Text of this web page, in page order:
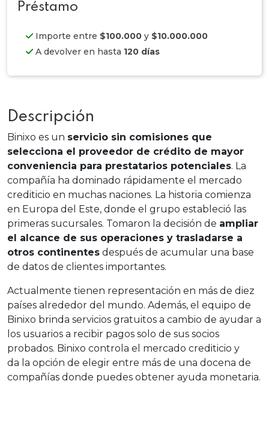
Préstamo
Importe entre $100.000 y $10.000.000
A devolver en hasta 120 días
Descripción
Binixo es un servicio sin comisiones que
selecciona el proveedor de crédito de mayor
conveniencia para prestatarios potenciales. La
compañía ha dominado rápidamente el mercado
crediticio en muchas naciones. La historia comienza
en Europa del Este, donde el grupo estableció las
primeras sucursales. Tomaron la decisión de ampliar
el alcance de sus operaciones y trasladarse a
otros continentes después de acumular una base
de datos de clientes importantes.
Actualmente tienen representación en más de diez
países alrededor del mundo. Además, el equipo de
Binixo brinda servicios gratuitos a cambio de ayudar a
los usuarios a recibir pagos solo de sus socios
probados. Binixo controla el mercado crediticio y
da la opción de elegir entre más de una docena de
compañías donde puedes obtener ayuda monetaria.